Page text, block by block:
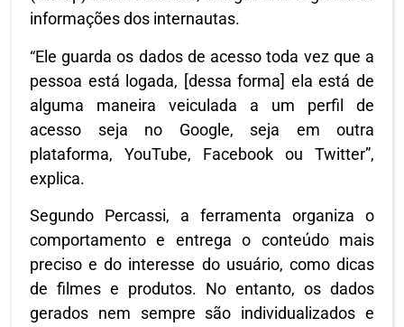
informações dos internautas.
“Ele guarda os dados de acesso toda vez que a
pessoa está logada, [dessa forma] ela está de
alguma maneira veiculada a um perfil de
acesso seja no Google, seja em outra
plataforma, YouTube, Facebook ou Twitter”,
explica.
Segundo Percassi, a ferramenta organiza o
comportamento e entrega o conteúdo mais
preciso e do interesse do usuário, como dicas
de filmes e produtos. No entanto, os dados
gerados nem sempre são individualizados e